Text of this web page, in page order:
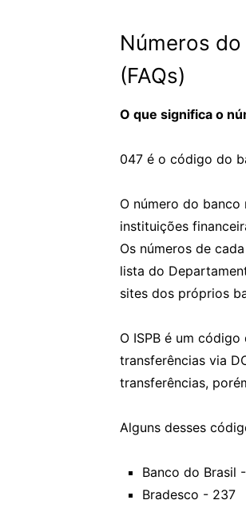
Números
(FAQs)
O que significa o
047 é o código do
O número do
instituições
Os números de
lista do
sites dos próprios
O ISPB é um
transferências via
transferências,
Alguns desses
Banco do Brasil
Bradesco - 237